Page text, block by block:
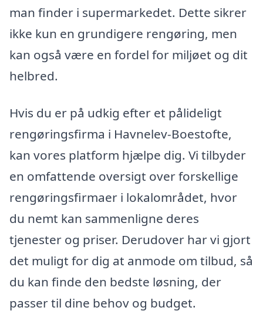
man finder i supermarkedet. Dette sikrer
ikke kun en grundigere rengøring, men
kan også være en fordel for miljøet og dit
helbred.
Hvis du er på udkig efter et pålideligt
rengøringsfirma i Havnelev-Boestofte,
kan vores platform hjælpe dig. Vi tilbyder
en omfattende oversigt over forskellige
rengøringsfirmaer i lokalområdet, hvor
du nemt kan sammenligne deres
tjenester og priser. Derudover har vi gjort
det muligt for dig at anmode om tilbud, så
du kan finde den bedste løsning, der
passer til dine behov og budget.